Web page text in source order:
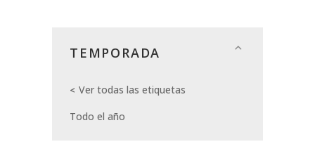
TEMPORADA
Ver todas las etiquetas
Todo el año